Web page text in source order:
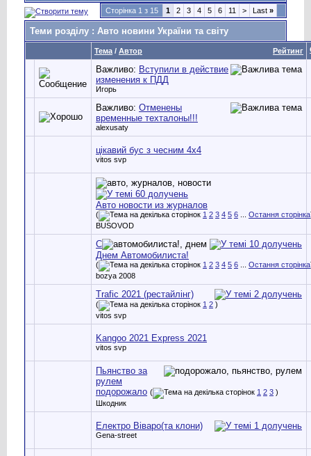
Сторінка 1 з 15
1 2 3 4 5 6 11 > Last »
Теми розділу : Авто новини України та світу
Рейтинг
Тема / Автор
Важливо: Вступили в действие
изменения к ПДД
Игорь
Важливо: Отменены
временные техталоны!!!
alexusaty
цікавий бус з чесним 4х4
vitos svp
Авто новости из журналов
( 1 2 3 4 5 6 Остання сторінка
BUSOVOD
С
Днем Автомобилиста!
( 1 2 3 4 5 6 Остання сторінка
bozya 2008
Trafic 2021 (рестайлінг)
( 1 2 )
vitos svp
Kangoo 2021 Express 2021
vitos svp
Пьянство за
рулем
подорожало ( 1 2 3 )
Шкодник
Електро Віваро(та клони)
Gena-street